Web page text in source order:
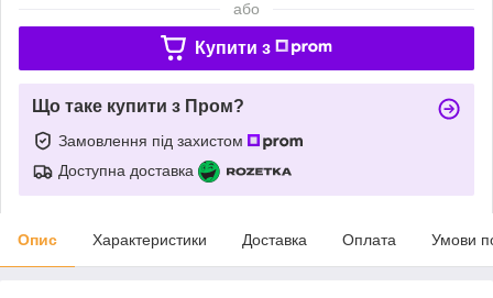
або
Купити з
Що таке купити з Пром?
Замовлення під захистом
Доступна доставка
Опис Характеристики Доставка Оплата Умови